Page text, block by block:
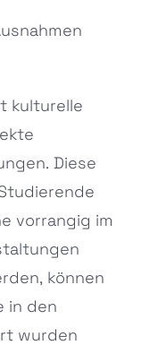
kulturelle
Diese
vorrangig im
können
in den
wurden